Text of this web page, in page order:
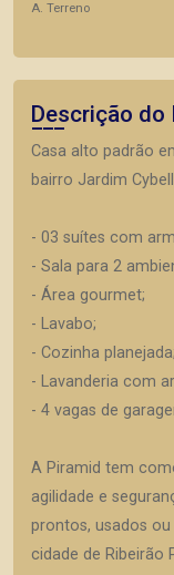
A. Terreno
Descrição do
Casa alto padrão
bairro Jardim
- 03 suítes com
- Sala para 2
- Área gourmet;
- Lavabo;
- Cozinha planejada;
- Lavanderia com
- 4 vagas de
A Piramid tem
agilidade e
prontos, usados
cidade de Ribeirão